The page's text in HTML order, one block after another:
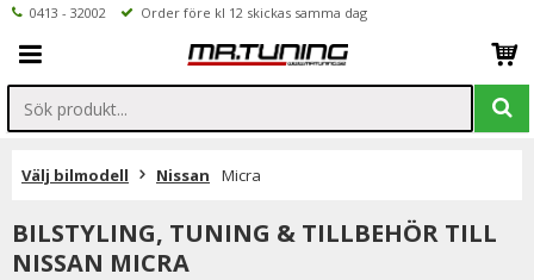
0413 - 32002 Order före kl 12 skickas samma dag
Välj bilmodell Nissan Micra
BILSTYLING, TUNING & TILLBEHÖR TILL
NISSAN MICRA